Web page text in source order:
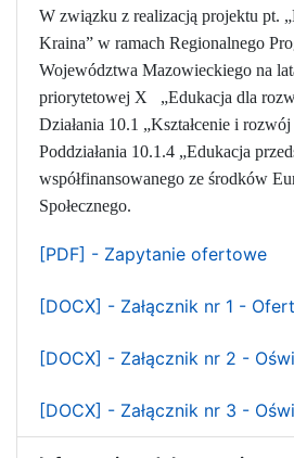
W związku z realizacją projektu pt.
Kraina” w ramach Regionalnego
Województwa Mazowieckiego na
priorytetowej X
„Edukacja dla
Działania 10.1 „Kształcenie i
Poddziałania 10.1.4 „Edukacja
współfinansowanego ze środków
Społecznego.
[PDF] - Zapytanie ofertowe
[DOCX] - Załącznik nr 1 -
[DOCX] - Załącznik nr 2 -
[DOCX] - Załącznik nr 3 -